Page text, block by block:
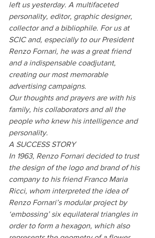
left us yesterday. A multifaceted
personality, editor, graphic designer,
collector and a bibliophile. For us at
SCIC and, especially to our President
Renzo Fornari, he was a great friend
and a indispensable coadjutant,
creating our most memorable
advertising campaigns.
Our thoughts and prayers are with his
family, his collaborators and all the
people who knew his intelligence and
personality.
A SUCCESS STORY
In 1963, Renzo Fornari decided to trust
the design of the logo and brand of his
company to his friend Franco Maria
Ricci, whom interpreted the idea of
Renzo Fornari’s modular project by
‘embossing’ six equilateral triangles in
order to form a hexagon, which also